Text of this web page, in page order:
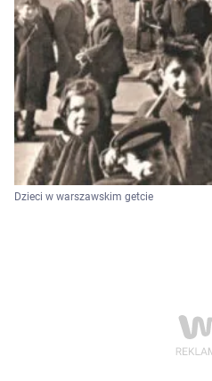
Dzieci w warszawskim getcie